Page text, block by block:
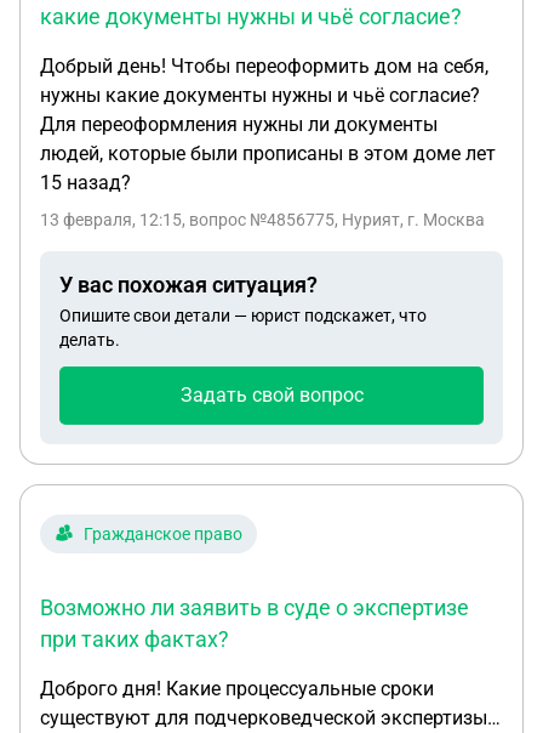
туда не стал ушел. Сейчас мне инкриминируют
тяжкие телесные повлёкшие смерть. Но я не бил
его в голову и вообще не хотел ни каких либо
контактов с этим человеком. Свидетели те двое
знакомых говорят что бил хотя я знаю точно что
нет. Следователь отправил экспертизу на
разграничение побоев итд но сказал что
разграничить у них не получится скорее всего так
другим человеком прошло очень мало Что
делать я не знаю. Посоветуйте как действовать
адвокат надеятся на экспертизу но у меня уже
надежды на это нет
какие документы нужны и чьё согласие?
Добрый день! Чтобы переоформить дом на себя,
нужны какие документы нужны и чьё согласие?
Для переоформления нужны ли документы
людей, которые были прописаны в этом доме лет
15 назад?
13 февраля, 12:15, вопрос №4856775, Нурият, г. Москва
У вас похожая ситуация?
Опишите свои детали — юрист подскажет, что
делать.
Задать свой вопрос
Гражданское право
Возможно ли заявить в суде о экспертизе
при таких фактах?
Доброго дня! Какие процессуальные сроки
существуют для подчерковедческой экспертизы?